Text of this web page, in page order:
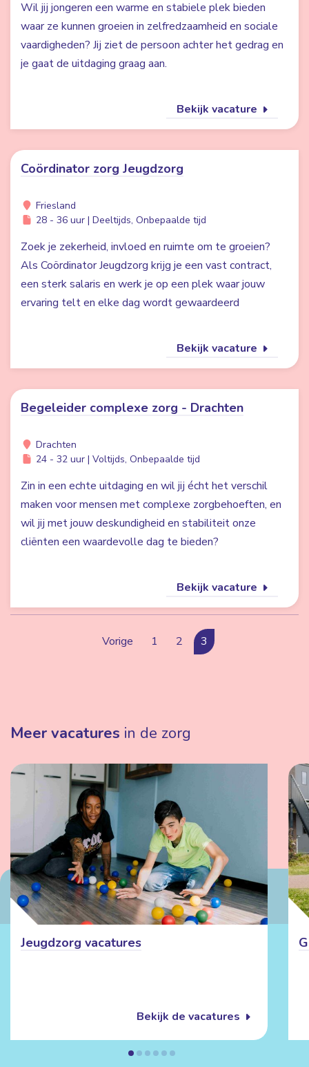
Wil jij jongeren een warme en stabiele plek bieden
waar ze kunnen groeien in zelfredzaamheid en sociale
vaardigheden? Jij ziet de persoon achter het gedrag en
je gaat de uitdaging graag aan.
Bekijk vacature
Coördinator zorg Jeugdzorg
Friesland
28 - 36 uur | Deeltijds, Onbepaalde tijd
Zoek je zekerheid, invloed en ruimte om te groeien?
Als Coördinator Jeugdzorg krijg je een vast contract,
een sterk salaris en werk je op een plek waar jouw
ervaring telt en elke dag wordt gewaardeerd
Bekijk vacature
Begeleider complexe zorg - Drachten
Drachten
24 - 32 uur | Voltijds, Onbepaalde tijd
Zin in een echte uitdaging en wil jij écht het verschil
maken voor mensen met complexe zorgbehoeften, en
wil jij met jouw deskundigheid en stabiliteit onze
cliënten een waardevolle dag te bieden?
Bekijk vacature
Vorige 1 2 3
Meer vacatures in de zorg
Jeugdzorg vacatures
Bekijk de vacatures